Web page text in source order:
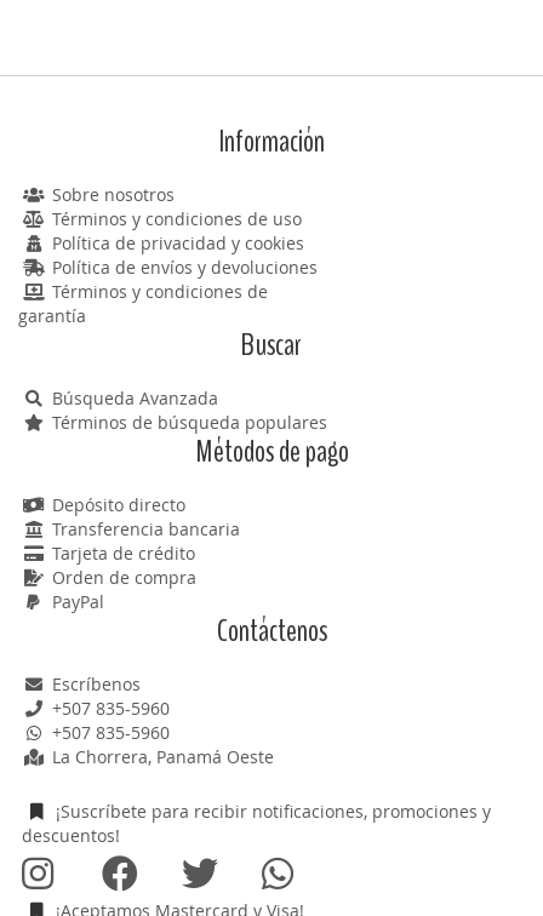
Información
Sobre nosotros
Términos y condiciones de uso
Política de privacidad y cookies
Política de envíos y devoluciones
Términos y condiciones de
garantía
Buscar
Búsqueda Avanzada
Términos de búsqueda populares
Métodos de pago
Depósito directo
Transferencia bancaria
Tarjeta de crédito
Orden de compra
PayPal
Contáctenos
Escríbenos
+507 835-5960
+507 835-5960
La Chorrera, Panamá Oeste
¡Suscríbete para recibir notificaciones, promociones y
descuentos!
¡Aceptamos Mastercard y Visa!